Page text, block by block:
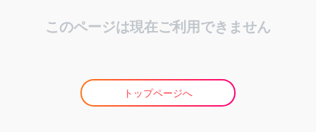
このページは現在ご利用できません